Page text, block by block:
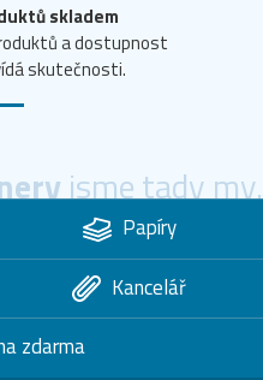
skladem
a dostupnost
skutečnosti.
jsme tady my.
Papíry
Kancelář
zdarma